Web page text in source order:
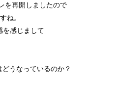
を再開しましたので
ね。
感じまして
うなっているのか？